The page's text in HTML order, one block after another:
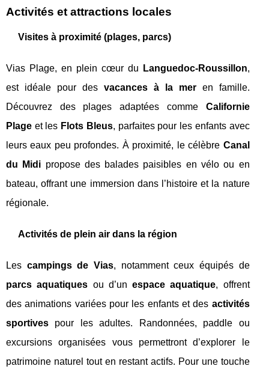
Activités et attractions locales
Visites à proximité (plages, parcs)
Vias Plage, en plein cœur du Languedoc-Roussillon,
est idéale pour des vacances à la meren famille.
Découvrez des plages adaptées comme Californie
Plage et les Flots Bleus, parfaites pour les enfants avec
leurs eaux peu profondes. À proximité, le célèbre Canal
du Midi propose des balades paisibles en vélo ou en
bateau, offrant une immersion dans l’histoire et la nature
régionale.
Activités de plein air dans la région
Les campings de Vias, notamment ceux équipés de
parcs aquatiques ou d’unespace aquatique, offrent
des animations variées pour les enfants et des activités
sportives pour les adultes. Randonnées, paddle ou
excursions organisées vous permettront d’explorer le
patrimoine naturel tout en restant actifs. Pour une touche